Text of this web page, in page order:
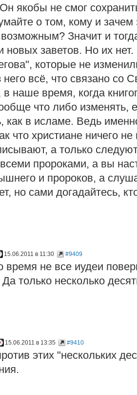
якобы не смог
о том, кому и зачем
Значит и
новых заветов. Но их
которые не
него всё, что связано со
в наше время, когда
что либо изменять,
как в исламе. Ведь
что христиане ничего
а только
пророками, а вы
и пророков, а
но сами догадайтесь,
15.06.2011 в 11:30 #9409
время не все иудеи
только несколько
15.06.2011 в 13:35 #9410
этих "нескольких